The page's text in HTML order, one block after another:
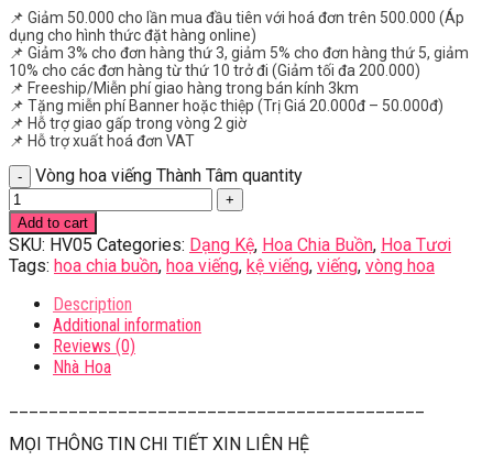
📌 Giảm 50.000 cho lần mua đầu tiên với hoá đơn trên 500.000 (Áp
dụng cho hình thức đặt hàng online)
📌 Giảm 3% cho đơn hàng thứ 3, giảm 5% cho đơn hàng thứ 5, giảm
10% cho các đơn hàng từ thứ 10 trở đi (Giảm tối đa 200.000)
📌 Freeship/Miễn phí giao hàng trong bán kính 3km
📌 Tặng miễn phí Banner hoặc thiệp (Trị Giá 20.000đ – 50.000đ)
📌 Hỗ trợ giao gấp trong vòng 2 giờ
📌 Hỗ trợ xuất hoá đơn VAT
Vòng hoa viếng Thành Tâm quantity
Add to cart
SKU: HV05 Categories: Dạng Kệ, Hoa Chia Buồn, Hoa Tươi
Tags: hoa chia buồn, hoa viếng, kệ viếng, viếng, vòng hoa
Description
Additional information
Reviews (0)
Nhà Hoa
MỌI THÔNG TIN CHI TIẾT XIN LIÊN HỆ